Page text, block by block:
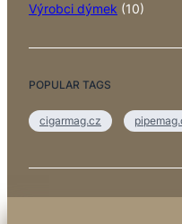
Výrobci dýmek (10)
POPULAR TAGS
cigarmag.cz